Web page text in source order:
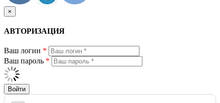
×
АВТОРИЗАЦИЯ
Ваш логин *
Ваш пароль *
Войти